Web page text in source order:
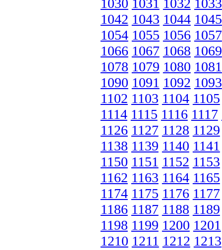
1030 1031 1032 1033
1042 1043 1044 1045
1054 1055 1056 1057
1066 1067 1068 1069
1078 1079 1080 1081
1090 1091 1092 1093
1102 1103 1104 1105
1114 1115 1116 1117
1126 1127 1128 1129
1138 1139 1140 1141
1150 1151 1152 1153
1162 1163 1164 1165
1174 1175 1176 1177
1186 1187 1188 1189
1198 1199 1200 1201
1210 1211 1212 1213